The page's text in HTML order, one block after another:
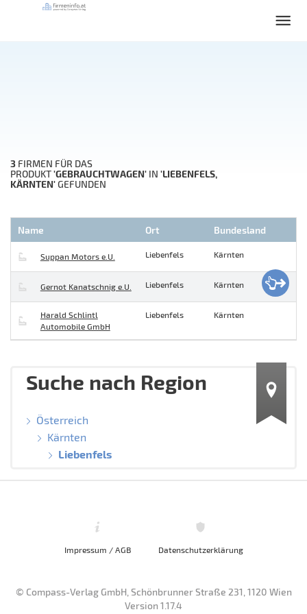
3 FIRMEN FÜR DAS
PRODUKT'GEBRAUCHTWAGEN' IN 'LIEBENFELS,
KÄRNTEN'GEFUNDEN
Name Ort Bundesland
Suppan Motors e.U. Liebenfels Kärnten
Gernot Kanatschnig e.U. Liebenfels Kärnten
Harald Schlintl
Automobile GmbH
Liebenfels Kärnten
Suche nach Region
Österreich
Kärnten
Liebenfels
Impressum / AGB Datenschutzerklärung
© Compass-Verlag GmbH, Schönbrunner Straße 231, 1120 Wien
Version 1.17.4